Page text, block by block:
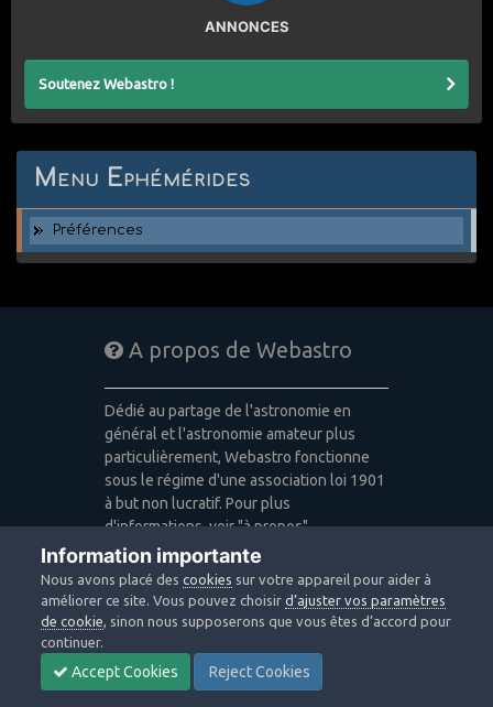
ANNONCES
Soutenez Webastro !
Menu Ephémérides
Préférences
A propos de Webastro
Dédié au partage de l'astronomie en
général et l'astronomie amateur plus
particulièrement, Webastro fonctionne
sous le régime d'une association loi 1901
à but non lucratif. Pour plus
d'informations, voir "à propos".
Publicité: pas de publicité
Icons made byFreepik,Alessio Atzeni,
Pixel Buddha,Icon Pondfrom
www.flaticon.comis licensed by CC 3.0
BY
Design images: Courtesy NASA/JPL-
Information importante
Nous avons placé descookies sur votre appareil pour aider à
améliorer ce site. Vous pouvez choisird’ajuster vos paramètres
de cookie, sinon nous supposerons que vous êtes d’accord pour
continuer.
Accept Cookies Reject Cookies